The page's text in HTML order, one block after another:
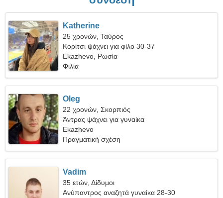
Katherine
25 χρονών, Ταύρος
Κορίτσι ψάχνει για φίλο 30-37
Ekazhevo, Ρωσία
Φιλία
Oleg
22 χρονών, Σκορπιός
Άντρας ψάχνει για γυναίκα
Ekazhevo
Πραγματική σχέση
Vadim
35 ετών, Δίδυμοι
Ανύπαντρος αναζητά γυναίκα 28-30